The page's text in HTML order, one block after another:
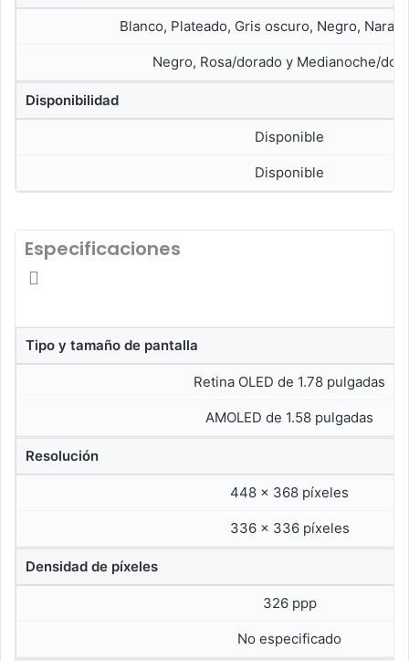
Blanco, Plateado, Gris oscuro, Negro,
Negro, Rosa/dorado y Medianoche/
Disponibilidad
Disponible
Disponible
Especificaciones
Tipo y tamaño de pantalla
Retina OLED de 1.78 pulgadas
AMOLED de 1.58 pulgadas
Resolución
448 x 368 píxeles
336 x 336 píxeles
Densidad de píxeles
326 ppp
No especificado